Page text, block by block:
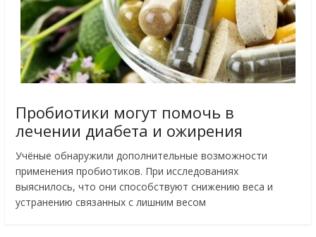
Пробиотики могут помочь в
лечении диабета и ожирения
Учёные обнаружили дополнительные возможности
применения пробиотиков. При исследованиях
выяснилось, что они способствуют снижению веса и
устранению связанных с лишним весом